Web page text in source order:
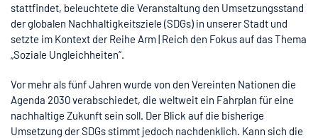
stattfindet, beleuchtete die Veranstaltung den Umsetzungsstand
der globalen Nachhaltigkeitsziele (SDGs) in unserer Stadt und
setzte im Kontext der Reihe Arm | Reich den Fokus auf das Thema
„Soziale Ungleichheiten“.
Vor mehr als fünf Jahren wurde von den Vereinten Nationen die
Agenda 2030 verabschiedet, die weltweit ein Fahrplan für eine
nachhaltige Zukunft sein soll. Der Blick auf die bisherige
Umsetzung der SDGs stimmt jedoch nachdenklich. Kann sich die